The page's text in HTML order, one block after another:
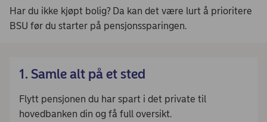
Har du ikke kjøpt bolig? Da kan det være lurt å prioritere
BSU før du starter på pensjonssparingen.
1. Samle alt på et sted
Flytt pensjonen du har spart i det private til
hovedbanken din og få full oversikt.